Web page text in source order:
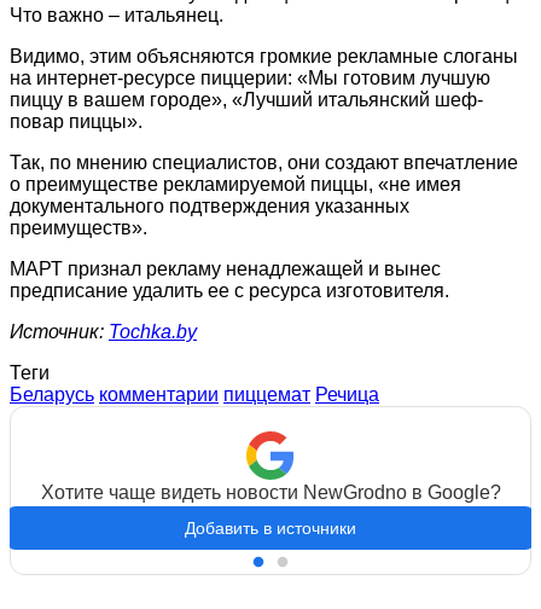
Что важно – итальянец.
Видимо, этим объясняются громкие рекламные слоганы
на интернет-ресурсе пиццерии: «Мы готовим лучшую
пиццу в вашем городе», «Лучший итальянский шеф-
повар пиццы».
Так, по мнению специалистов, они создают впечатление
о преимуществе рекламируемой пиццы, «не имея
документального подтверждения указанных
преимуществ».
МАРТ признал рекламу ненадлежащей и вынес
предписание удалить ее с ресурса изготовителя.
Источник: Tochka.by
Теги
Беларусь комментарии пиццемат Речица
Хотите чаще видеть новости NewGrodno в Google?
Добавить в источники